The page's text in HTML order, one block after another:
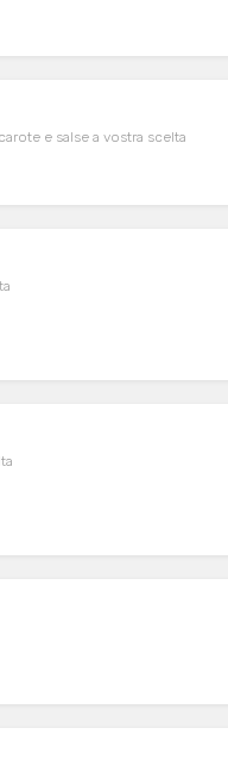
e salse a vostra scelta